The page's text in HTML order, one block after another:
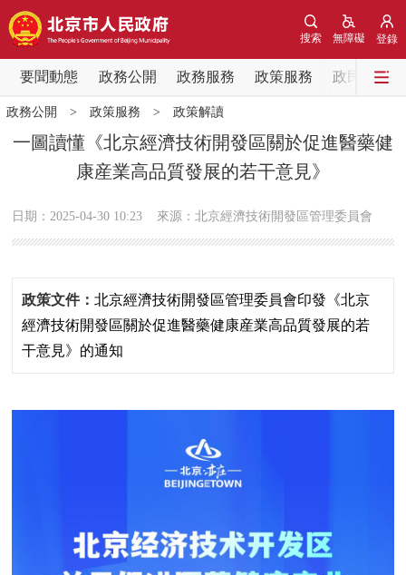
登錄
無障礙
搜索
要聞動態 政務公開 政務服務 政策服務 政民互動
要聞動態
黨中央精神 國務院資訊
北京要聞 會議資訊 部門動態
市領導 機構職能 政策服務
政策兌現 政策解讀 回應關切
政務公開 > 政策服務 > 政策解讀
一圖讀懂《北京經濟技術開發區關於促進醫藥健
康産業高品質發展的若干意見》
日期：2025-04-30 10:23 來源：北京經濟技術開發區管理委員會
政策文件：北京經濟技術開發區管理委員會印發《北京
經濟技術開發區關於促進醫藥健康産業高品質發展的若
干意見》的通知